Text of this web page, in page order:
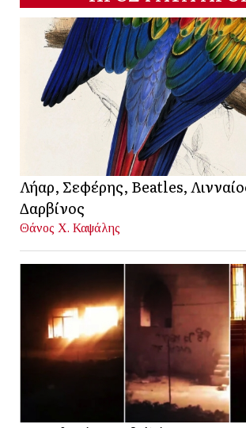
Λήαρ, Σεφέρης, Beatles,
Δαρβίνος
Θάνος Χ. Καψάλης